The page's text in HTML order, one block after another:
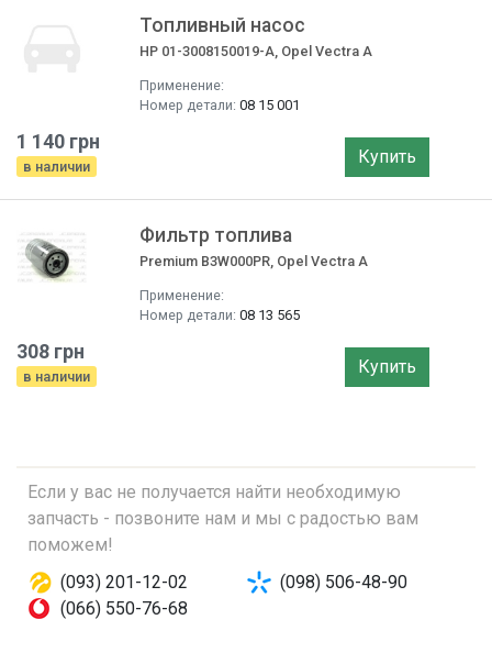
Топливный насос
HP 01-3008150019-A, Opel Vectra A
Применение:
Номер детали: 08 15 001
1 140 грн
в наличии Купить
Фильтр топлива
Premium B3W000PR, Opel Vectra A
Применение:
Номер детали: 08 13 565
308 грн
в наличии Купить
Если у вас не получается найти необходимую
запчасть - позвоните нам и мы с радостью вам
поможем!
(093) 201-12-02
(098) 506-48-90
(066) 550-76-68